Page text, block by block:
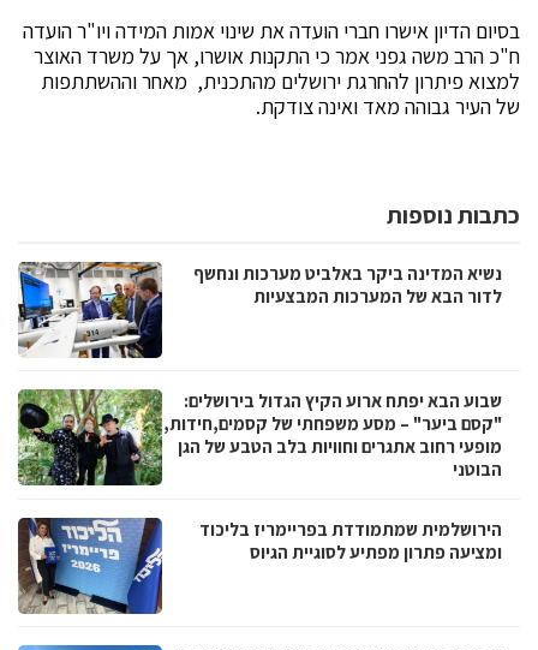
בסיום הדיון אישרו חברי הועדה את שינוי אמות המידה ויו"ר הועדה
ח"כ הרב משה גפני אמר כי התקנות אושרו, אך על משרד האוצר
למצוא פיתרון להחרגת ירושלים מהתכנית, מאחר וההשתתפות
של העיר גבוהה מאד ואינה צודקת.
כתבות נוספות
נשיא המדינה ביקר באלביט מערכות ונחשף
לדור הבא של המערכות המבצעיות
שבוע הבא יפתח ארוע הקיץ הגדול בירושלים:
"קסם ביער" – מסע משפחתי של קסמים,חידות,
מופעי רחוב אתגרים וחוויות בלב הטבע של הגן
הבוטני
הירושלמית שמתמודדת בפריימריז בליכוד
ומציעה פתרון מפתיע לסוגיית הגיוס